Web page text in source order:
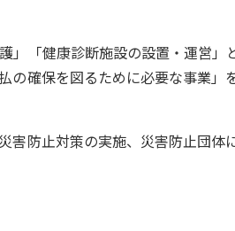
」「健康診断施設の設置・運営」
の確保を図るために必要な事業」
害防止対策の実施、災害防止団体